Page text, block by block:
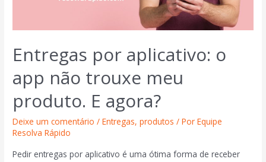
Entregas por aplicativo: o
app não trouxe meu
produto. E agora?
Deixe um comentário /Entregas,produtos / PorEquipe
Resolva Rápido
Pedir entregas por aplicativo é uma ótima forma de receber